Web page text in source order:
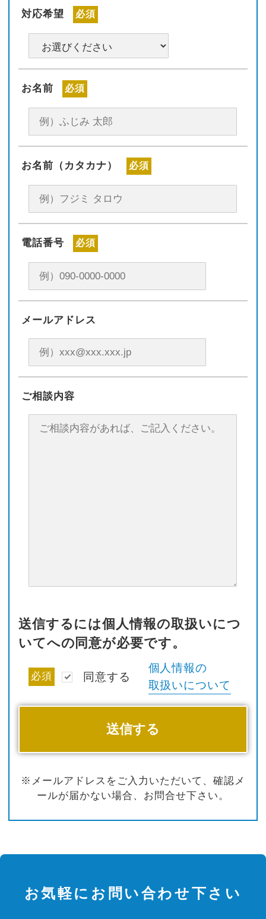
対応希望 必須
お名前 必須
お名前（カタカナ） 必須
電話番号 必須
メールアドレス
ご相談内容
送信するには個人情報の取扱いにつ
いてへの同意が必要です。
必須 同意する
個人情報の
取扱いについて
※メールアドレスをご入力いただいて、確認メ
ールが届かない場合、お問合せ下さい。
お気軽にお問い合わせ下さい